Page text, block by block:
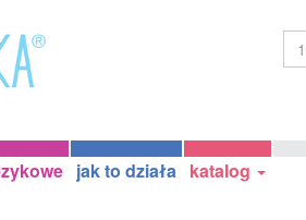
jak to działa katalog